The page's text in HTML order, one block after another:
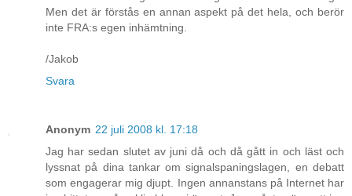
Men det är förstås en annan aspekt på det hela, och berör
inte FRA:s egen inhämtning.
/Jakob
Svara
Anonym 22 juli 2008 kl. 17:18
Jag har sedan slutet av juni då och då gått in och läst och
lyssnat på dina tankar om signalspaningslagen, en debatt
som engagerar mig djupt. Ingen annanstans på Internet har